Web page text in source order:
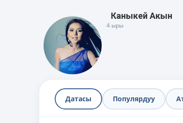
Каныкей Акын
4 ыры
Датасы Популярдуу